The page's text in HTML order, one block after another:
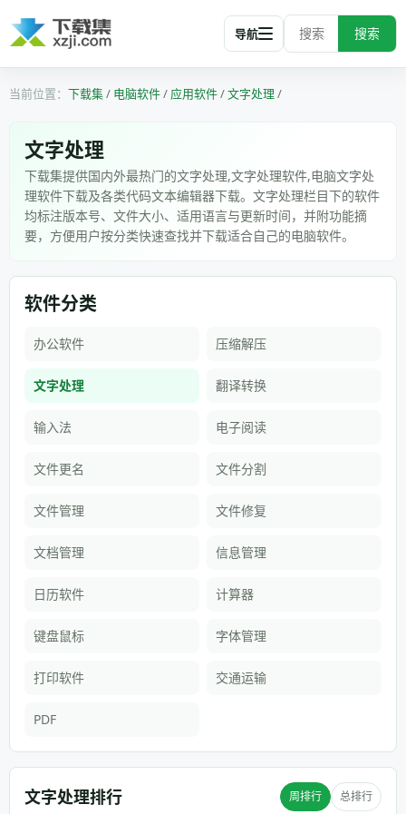
搜索
导航
下载集/ 电脑软件/ 应用软件/文字处理/
文字处理
下载集提供国内外最热门的文字处理,文字处理软件,电脑文字处
理软件下载及各类代码文本编辑器下载。文字处理栏目下的软件
均标注版本号、文件大小、适用语言与更新时间，并附功能摘
要，方便用户按分类快速查找并下载适合自己的电脑软件。
软件分类
办公软件 压缩解压
文字处理 翻译转换
输入法 电子阅读
文件更名 文件分割
文件管理 文件修复
文档管理 信息管理
日历软件 计算器
键盘鼠标 字体管理
打印软件 交通运输
PDF
文字处理排行 周排行 总排行